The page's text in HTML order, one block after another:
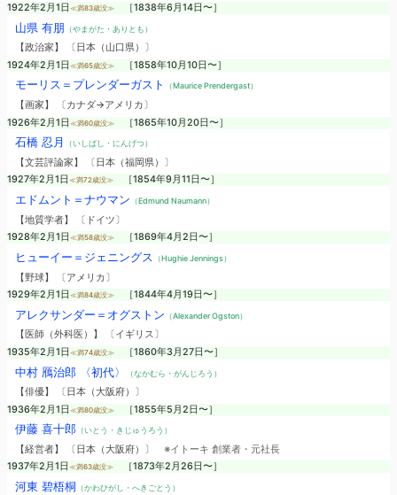
1922年2月1日 ≪満83歳没≫ ［1838年6月14日〜］
山県 有朋 （やまがた・ありとも）
【政治家】 〔日本（山口県）〕
1924年2月1日 ≪満65歳没≫ ［1858年10月10日〜］
モーリス＝プレンダーガスト （Maurice Prendergast）
【画家】 〔カナダ→アメリカ〕
1926年2月1日 ≪満60歳没≫ ［1865年10月20日〜］
石橋 忍月 （いしばし・にんげつ）
【文芸評論家】 〔日本（福岡県）〕
1927年2月1日 ≪満72歳没≫ ［1854年9月11日〜］
エドムント＝ナウマン （Edmund Naumann）
【地質学者】 〔ドイツ〕
1928年2月1日 ≪満58歳没≫ ［1869年4月2日〜］
ヒューイー＝ジェニングス （Hughie Jennings）
【野球】 〔アメリカ〕
1929年2月1日 ≪満84歳没≫ ［1844年4月19日〜］
アレクサンダー＝オグストン （Alexander Ogston）
【医師（外科医）】 〔イギリス〕
1935年2月1日 ≪満74歳没≫ ［1860年3月27日〜］
中村 鴈治郎 〈初代〉 （なかむら・がんじろう）
【俳優】 〔日本（大阪府）〕
1936年2月1日 ≪満80歳没≫ ［1855年5月2日〜］
伊藤 喜十郎（いとう・きじゅうろう）
【経営者】 〔日本（大阪府）〕 ※イトーキ 創業者・元社長
1937年2月1日 ≪満63歳没≫ ［1873年2月26日〜］
河東 碧梧桐 （かわひがし・へきごとう）